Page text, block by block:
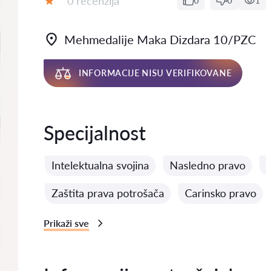
Mehmedalije Maka Dizdara 10/PZC
INFORMACIJE NISU VERIFIKOVANE
Specijalnost
Intelektualna svojina Nasledno pravo
Zaštita prava potrošača Carinsko pravo
Prikaži sve